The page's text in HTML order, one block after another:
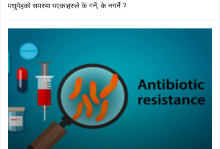
मधुमेहको समस्या भएकाहरुले के गर्ने, के नगर्ने ?